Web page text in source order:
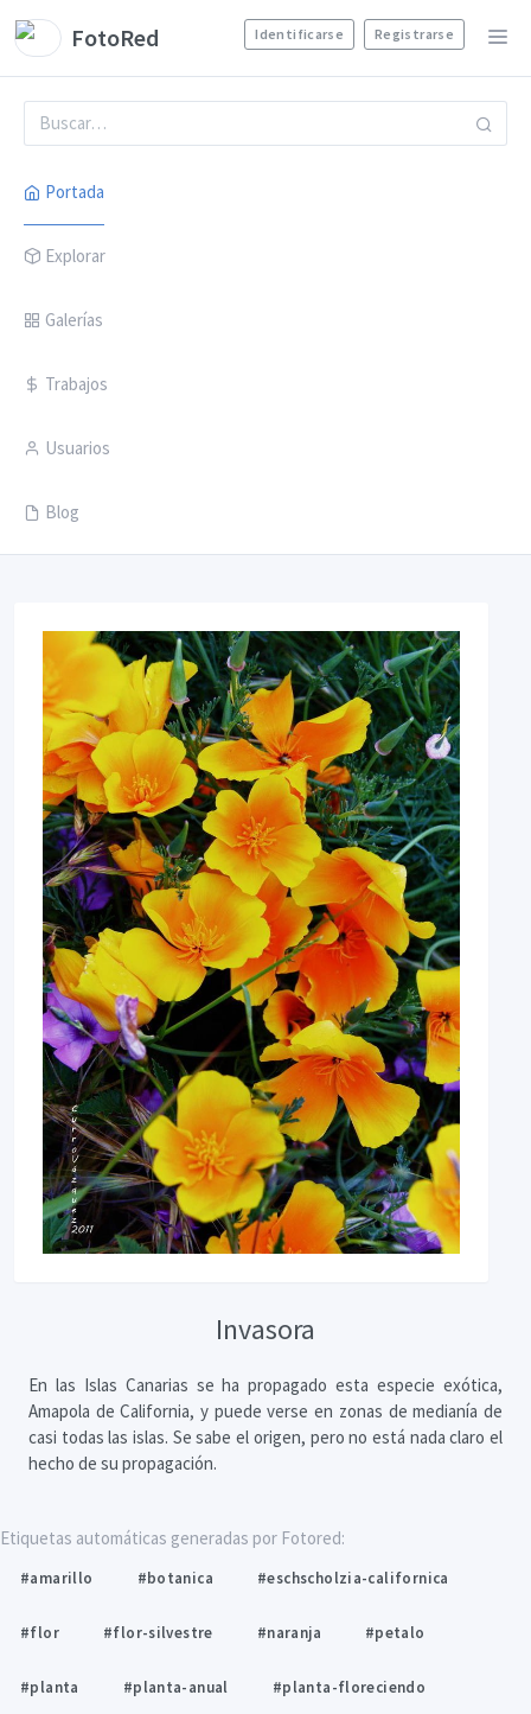
FotoRed Identificarse Registrarse
Portada
Explorar
Galerías
Trabajos
Usuarios
Blog
Invasora
En las Islas Canarias se ha propagado esta especie exótica,
Amapola de California, y puede verse en zonas de medianía de
casi todas las islas. Se sabe el origen, pero no está nada claro el
hecho de su propagación.
Etiquetas automáticas generadas por Fotored:
#amarillo #botanica #eschscholzia-californica
#flor #flor-silvestre #naranja #petalo
#planta #planta-anual #planta-floreciendo